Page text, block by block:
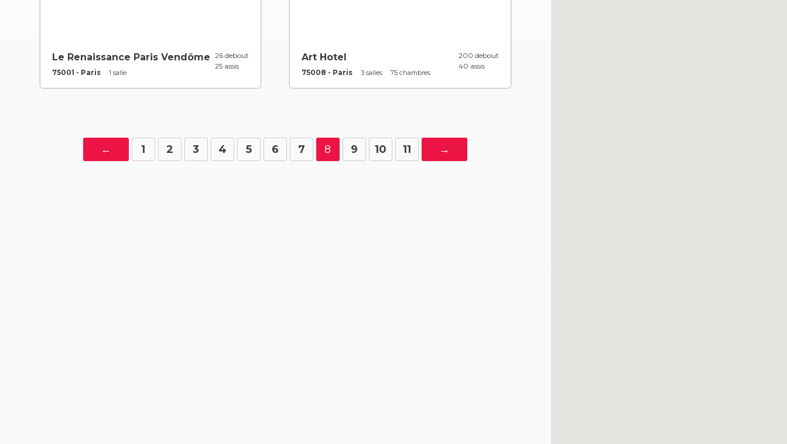
Le Renaissance Paris Vendôme
75001 - Paris 1 salle
26 debout
25 assis
Art Hotel
75008 - Paris 3 salles 75 chambres
200 debout
40 assis
← 1 2 3 4 5 6 7 8 9 10 11 →